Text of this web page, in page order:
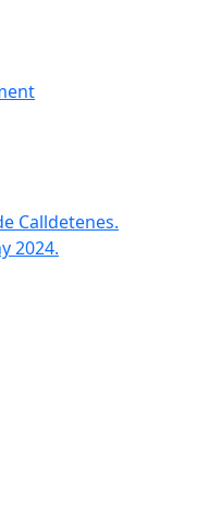
Calldetenes.
2024.